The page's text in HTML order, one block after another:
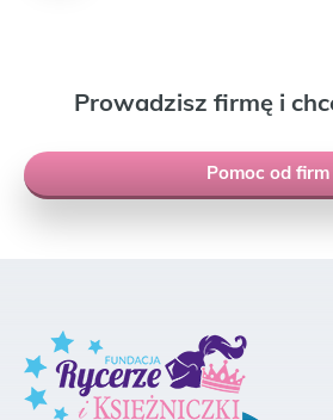
Prowadzisz firmę i
Pomoc od firm